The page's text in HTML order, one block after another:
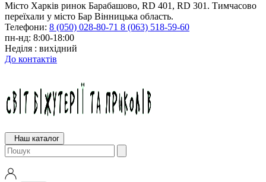
Місто Харків ринок Барабашово, RD 401, RD 301. Тимчасово
переїхали у місто Бар Вінницька область.
Телефони: 8 (050) 028-80-71 8 (063) 518-59-60
пн-нд: 8:00-18:00
Неділя : вихідний
До контактів
Наш каталог